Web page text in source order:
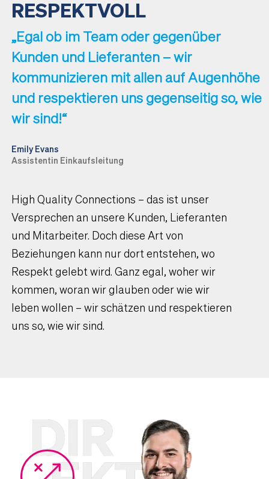
RESPEKTVOLL
„Egal ob im Team oder gegenüber
Kunden und Lieferanten – wir
kommunizieren mit allen auf Augenhöhe
und respektieren uns gegenseitig so, wie
wir sind!“
Emily Evans
Assistentin Einkaufsleitung
High Quality Connections – das ist unser
Versprechen an unsere Kunden, Lieferanten
und Mitarbeiter. Doch diese Art von
Beziehungen kann nur dort entstehen, wo
Respekt gelebt wird. Ganz egal, woher wir
kommen, woran wir glauben oder wie wir
leben wollen – wir schätzen und respektieren
uns so, wie wir sind.